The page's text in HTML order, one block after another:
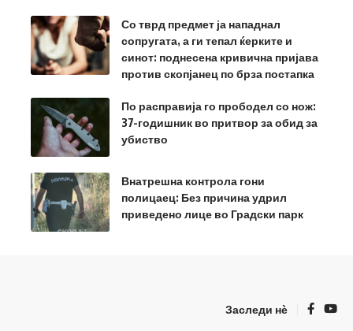
Со тврд предмет ја нападнал
сопругата, а ги тепал ќерките и
синот: поднесена кривична пријава
против скопјанец по брза постапка
По расправија го прободел со нож:
37-годишник во притвор за обид за
убиство
Внатрешна контрола гони
полицаец: Без причина удрил
приведено лице во Градски парк
Заследи нѐ